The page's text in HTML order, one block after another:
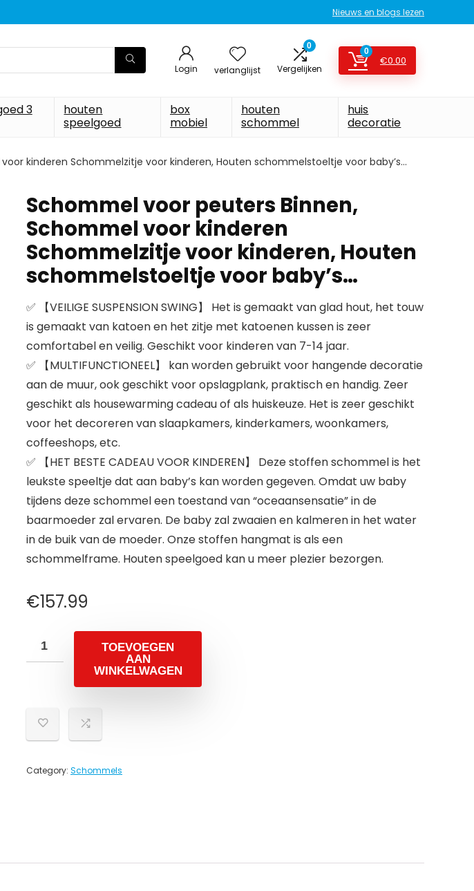
Nieuws en blogs lezen
Login verlanglijst
0
Vergelijken
0
€0.00
3
houten
speelgoed
box
mobiel
houten
schommel
huis
decoratie
kinderen Schommelzitje voor kinderen, Houten schommelstoeltje voor baby’s…
Schommel voor peuters Binnen,
Schommel voor kinderen
Schommelzitje voor kinderen, Houten
schommelstoeltje voor baby’s…
✅ 【VEILIGE SUSPENSION SWING】 Het is gemaakt van glad hout, het touw
is gemaakt van katoen en het zitje met katoenen kussen is zeer
comfortabel en veilig. Geschikt voor kinderen van 7-14 jaar.
✅ 【MULTIFUNCTIONEEL】 kan worden gebruikt voor hangende decoratie
aan de muur, ook geschikt voor opslagplank, praktisch en handig. Zeer
geschikt als housewarming cadeau of als huiskeuze. Het is zeer geschikt
voor het decoreren van slaapkamers, kinderkamers, woonkamers,
coffeeshops, etc.
✅ 【HET BESTE CADEAU VOOR KINDEREN】 Deze stoffen schommel is het
leukste speeltje dat aan baby’s kan worden gegeven. Omdat uw baby
tijdens deze schommel een toestand van “oceaansensatie” in de
baarmoeder zal ervaren. De baby zal zwaaien en kalmeren in het water
in de buik van de moeder. Onze stoffen hangmat is als een
schommelframe. Houten speelgoed kan u meer plezier bezorgen.
€157.99
TOEVOEGEN
AAN
WINKELWAGEN
Category: Schommels